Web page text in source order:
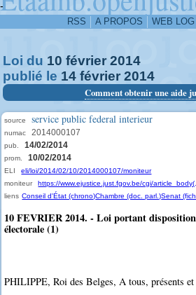
-
RSS A PROPOS WEB LOG
Loi du 10 février 2014
publié le 14 février 2014
Comment obtenir une aide
source service public federal interieur
numac 2014000107
pub. 14/02/2014
prom. 10/02/2014
ELI
eli/loi/2014/02/10/2014000107/moniteur
moniteur
https://www.ejustice.just.fgov.be/cgi/
liens Conseil d'État (chrono)Chambre (doc. parl.)Senat
10 FEVRIER 2014. - Loi portant
électorale (1)
PHILIPPE, Roi des Belges, A tous, présents et